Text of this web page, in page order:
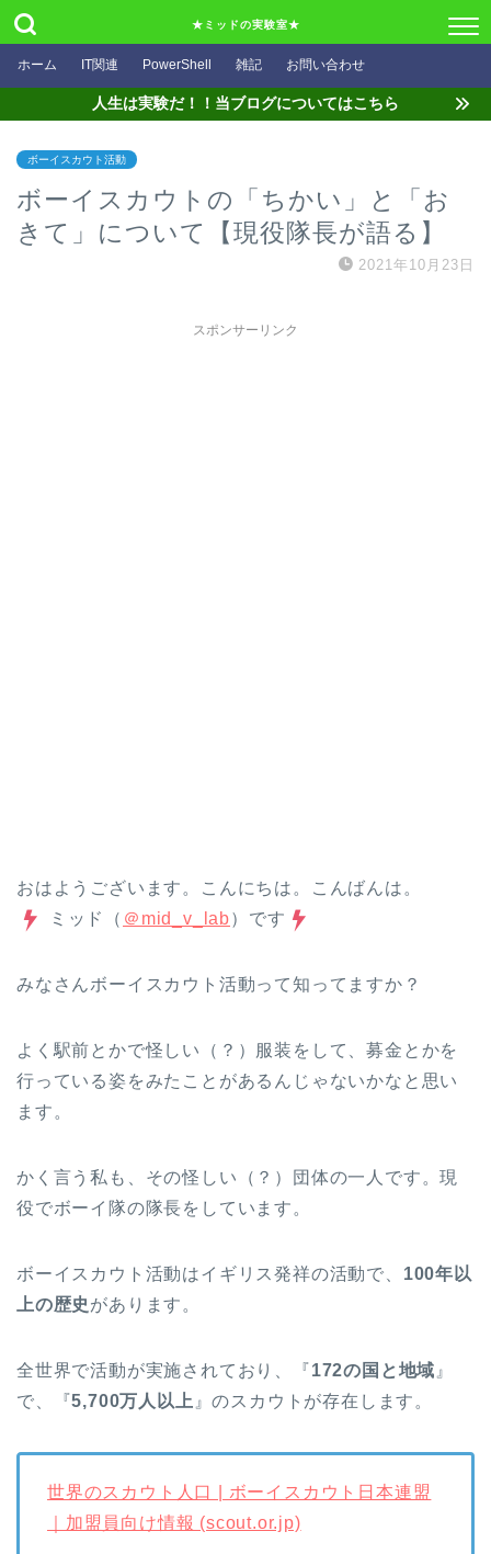
★ミッドの実験室★
ホーム IT関連 PowerShell 雑記 お問い合わせ
人生は実験だ！！当ブログについてはこちら
ボーイスカウト活動
ボーイスカウトの「ちかい」と「お
きて」について【現役隊長が語る】
2021年10月23日
スポンサーリンク
おはようございます。こんにちは。こんばんは。
ミッド（ ＠mid_v_lab）です
みなさんボーイスカウト活動って知ってますか？
よく駅前とかで怪しい（？）服装をして、募金とかを
行っている姿をみたことがあるんじゃないかなと思い
ます。
かく言う私も、その怪しい（？）団体の一人です。現
役でボーイ隊の隊長をしています。
ボーイスカウト活動はイギリス発祥の活動で、 100年以
上の歴史 があります。
全世界で活動が実施されており、『172の国と地域 』
で、『5,700万人以上 』のスカウトが存在します。
世界のスカウト人口 | ボーイスカウト日本連盟
｜加盟員向け情報 (scout.or.jp)